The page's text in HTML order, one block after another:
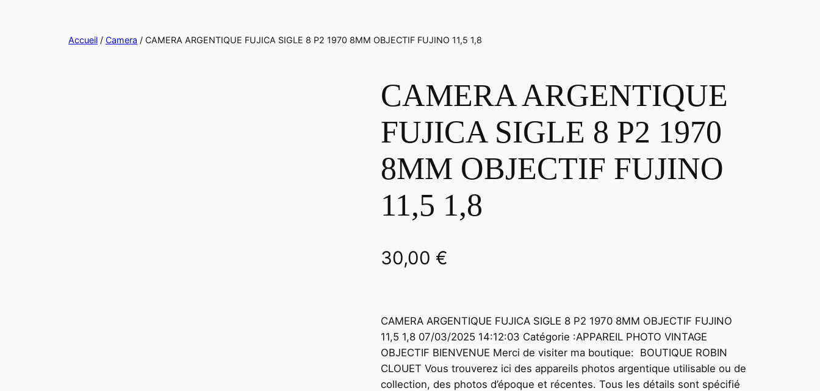
Accueil / Camera / CAMERA ARGENTIQUE FUJICA SIGLE 8 P2 1970 8MM OBJECTIF FUJINO 11,5 1,8
CAMERA ARGENTIQUE
FUJICA SIGLE 8 P2 1970
8MM OBJECTIF FUJINO
11,5 1,8
30,00 €
CAMERA ARGENTIQUE FUJICA SIGLE 8 P2 1970 8MM OBJECTIF FUJINO
11,5 1,8 07/03/2025 14:12:03 Catégorie :APPAREIL PHOTO VINTAGE
OBJECTIF BIENVENUE Merci de visiter ma boutique: BOUTIQUE ROBIN
CLOUET Vous trouverez ici des appareils photos argentique utilisable ou de
collection, des photos d’époque et récentes. Tous les détails sont spécifié